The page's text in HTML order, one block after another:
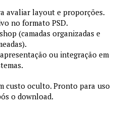
avaliar layout e proporções.
no formato PSD.
(camadas organizadas e
ou integração em
custo oculto. Pronto para uso
o download.